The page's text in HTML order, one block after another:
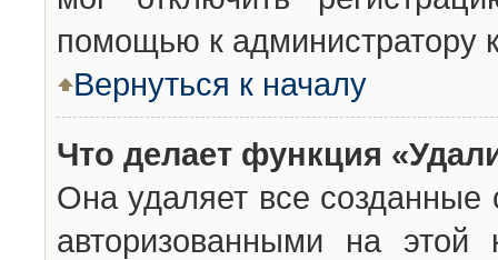
помощью к администратору
Вернуться к началу
Что делает функция
Она удаляет все созданные
авторизованными на